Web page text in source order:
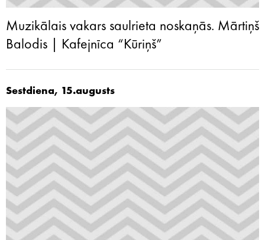
Muzikālais vakars saulrieta noskaņās. Mārtiņš
Balodis | Kafejnīca “Kūriņš”
Sestdiena, 15.augusts